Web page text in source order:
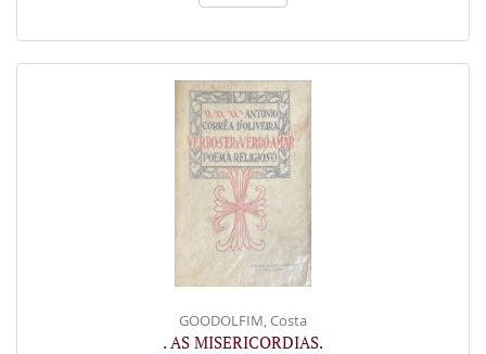
GOODOLFIM, Costa
. AS MISERICORDIAS.